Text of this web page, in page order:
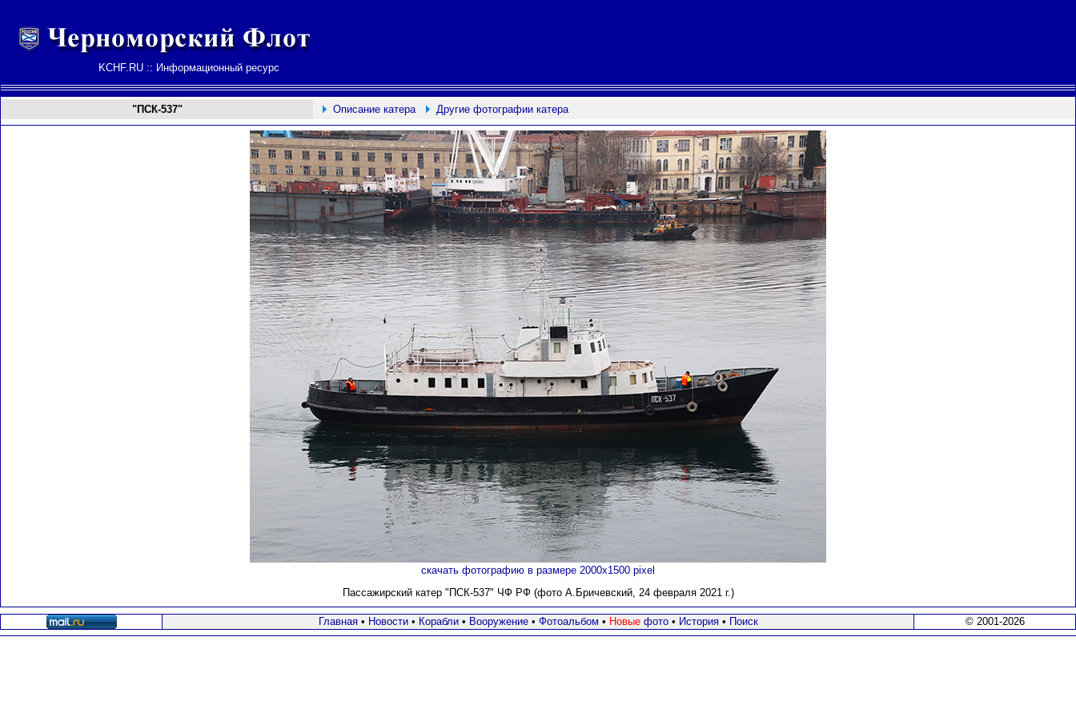
KCHF.RU :: Информационный ресурс
"ПСК-537" Описание катера Другие фотографии катера
скачать фотографию в размере 2000х1500 pixel
Пассажирский катер "ПСК-537" ЧФ РФ (фото А.Бричевский, 24 февраля 2021 г.)
Главная• Новости• Корабли• Вооружение • Фотоальбом • Новыефото • История• Поиск © 2001-2026